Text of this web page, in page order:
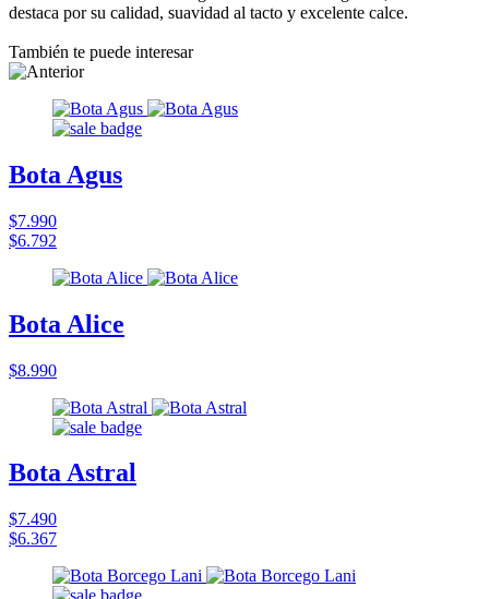
destaca por su calidad, suavidad al tacto y excelente calce.
También te puede interesar
Bota Agus
$7.990
$6.792
Bota Alice
$8.990
Bota Astral
$7.490
$6.367